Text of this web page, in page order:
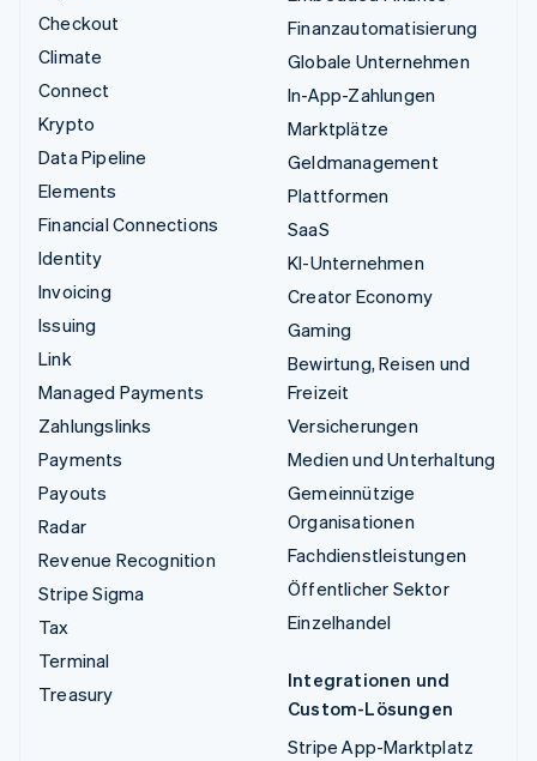
Checkout
Climate
Connect
Krypto
Data Pipeline
Elements
Financial Connections
Identity
Invoicing
Issuing
Link
Managed Payments
Zahlungslinks
Payments
Payouts
Radar
Revenue Recognition
Stripe Sigma
Tax
Terminal
Treasury
Finanzautomatisierung
Globale Unternehmen
In-App-Zahlungen
Marktplätze
Geldmanagement
Plattformen
SaaS
KI-Unternehmen
Creator Economy
Gaming
Bewirtung, Reisen und
Freizeit
Versicherungen
Medien und Unterhaltung
Gemeinnützige
Organisationen
Fachdienstleistungen
Öffentlicher Sektor
Einzelhandel
Integrationen und
Custom-Lösungen
Stripe App-Marktplatz